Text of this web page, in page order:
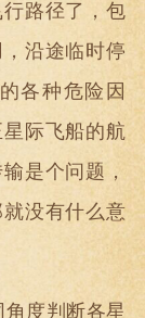
路径了，包
沿途临时停
各种危险因
际飞船的航
是个问题，
没有什么意
度判断各星